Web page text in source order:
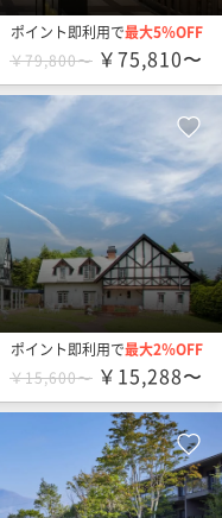
ポイント即利用で最大5％OFF
￥79,800〜 ￥75,810〜
ポイント即利用で最大2％OFF
￥15,600〜 ￥15,288〜